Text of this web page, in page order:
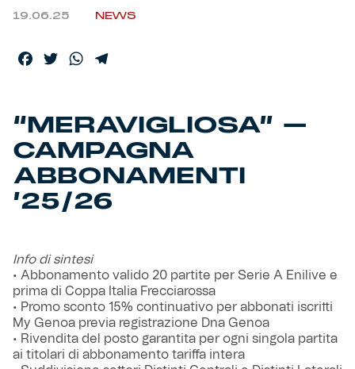
19.06.25 NEWS
Facebook
TwitterWhatsApp
“MERAVIGLIOSA” –
CAMPAGNA
ABBONAMENTI
’25/26
Info di sintesi
• Abbonamento valido 20 partite per Serie A Enilive e
prima di Coppa Italia Frecciarossa
• Promo sconto 15% continuativo per abbonati iscritti
My Genoa previa registrazione Dna Genoa
• Rivendita del posto garantita per ogni singola partita
ai titolari di abbonamento tariffa intera